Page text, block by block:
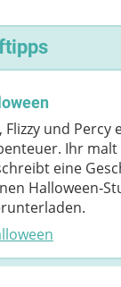
Flizzy und Percy
Ihr malt
eine